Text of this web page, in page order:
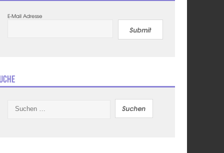
E-Mail Adresse
Submit
nach: